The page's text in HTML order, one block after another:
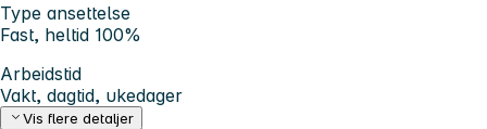
Type ansettelse
Fast, heltid 100%
Arbeidstid
Vakt, dagtid, ukedager
Vis flere detaljer